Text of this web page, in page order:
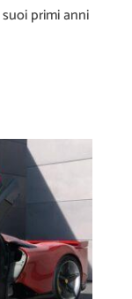
primi anni